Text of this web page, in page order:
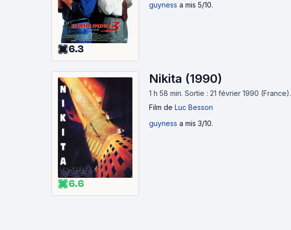
6.3
guyness a mis 5/10.
6.6
Nikita (1990)
1 h 58 min. Sortie : 21 février 1990 (France).
Film de Luc Besson
guyness a mis 3/10.